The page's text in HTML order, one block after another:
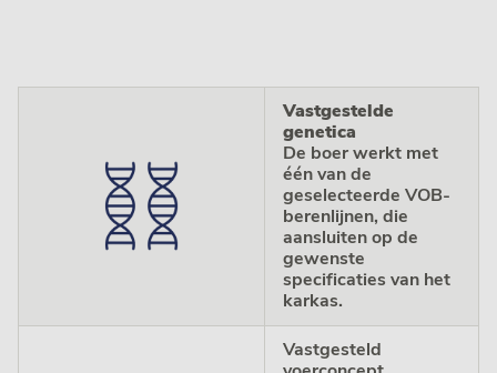
Vastgestelde
genetica
De boer werkt met
één van de
geselecteerde VOB-
berenlijnen, die
aansluiten op de
gewenste
specificaties van het
karkas.
Vastgesteld